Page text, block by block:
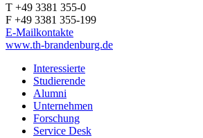
T +49 3381 355-0
F +49 3381 355-199
E-Mailkontakte
www.th-brandenburg.de
Interessierte
Studierende
Alumni
Unternehmen
Forschung
Service Desk